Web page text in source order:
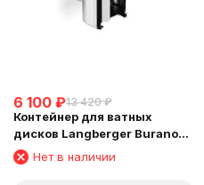
6 100 ₽13 420 ₽
Контейнер для ватных
дисков Langberger Burano
11028AНет в наличии